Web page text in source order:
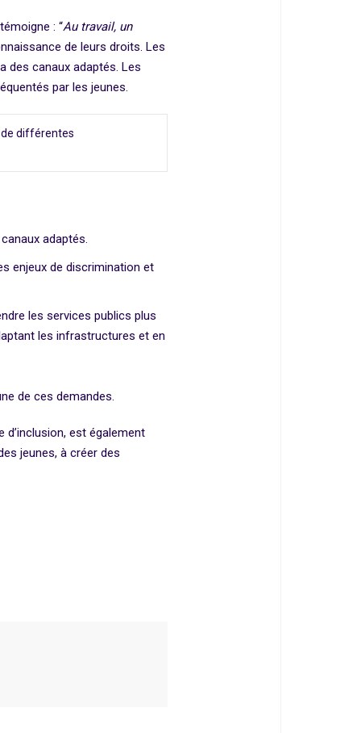
: “Au travail, un
de leurs droits. Les
des canaux adaptés. Les
par les jeunes.
de différentes
adaptés.
enjeux de discrimination et
les services publics plus
les infrastructures et en
de ces demandes.
est également
jeunes, à créer des